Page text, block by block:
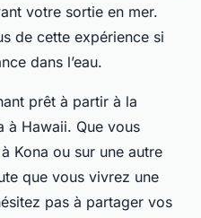
votre sortie en mer.
de cette expérience si
dans l’eau.
prêt à partir à la
à Hawaii. Que vous
Kona ou sur une autre
que vous vivrez une
pas à partager vos